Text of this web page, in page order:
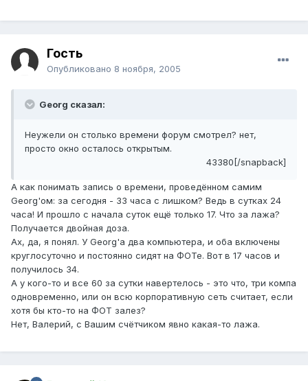
Гость
Опубликовано 8 ноября, 2005
Georg сказал:
Неужели он столько времени форум смотрел? нет,
просто окно осталось открытым.
43380[/snapback]
А как понимать запись о времени, проведённом самим
Georg'ом: за сегодня - 33 часа с лишком? Ведь в сутках 24
часа! И прошло с начала суток ещё только 17. Что за лажа?
Получается двойная доза.
Ах, да, я понял. У Georg'а два компьютера, и оба включены
круглосуточно и постоянно сидят на ФОТе. Вот в 17 часов и
получилось 34.
А у кого-то и все 60 за сутки навертелось - это что, три компа
одновременно, или он всю корпоративную сеть считает, если
хотя бы кто-то на ФОТ залез?
Нет, Валерий, с Вашим счётчиком явно какая-то лажа.